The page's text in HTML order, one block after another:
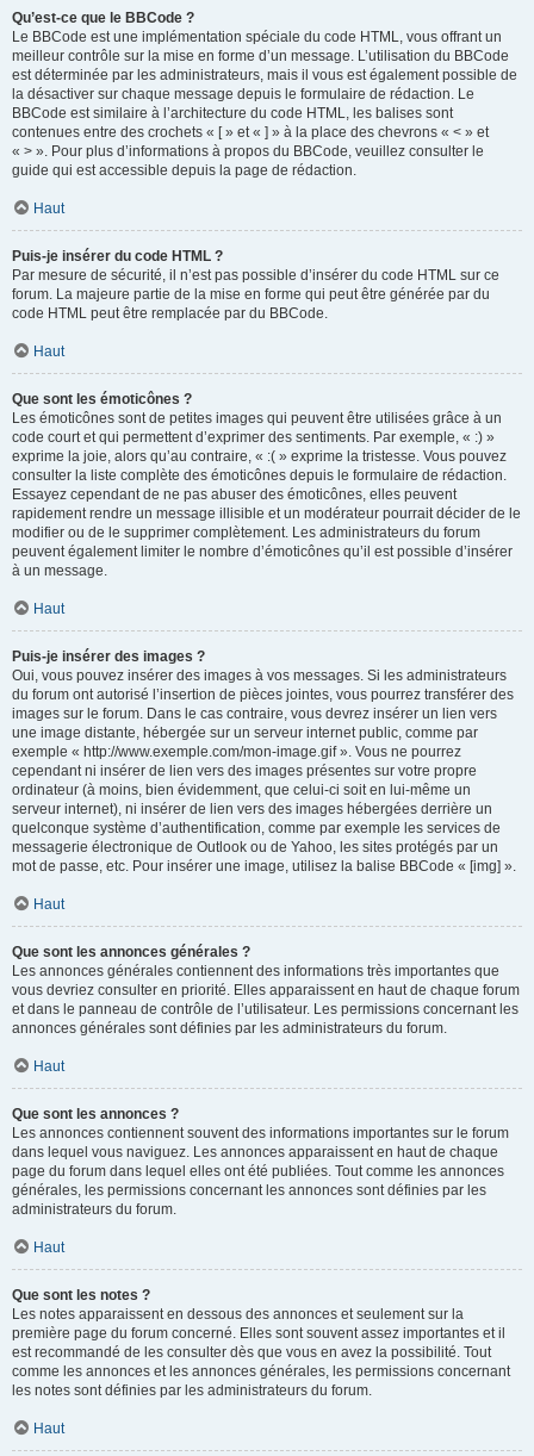
Qu’est-ce que le BBCode ?
Le BBCode est une implémentation spéciale du code HTML, vous offrant un
meilleur contrôle sur la mise en forme d’un message. L’utilisation du BBCode
est déterminée par les administrateurs, mais il vous est également possible de
la désactiver sur chaque message depuis le formulaire de rédaction. Le
BBCode est similaire à l’architecture du code HTML, les balises sont
contenues entre des crochets « [ » et « ] » à la place des chevrons « < » et
« > ». Pour plus d’informations à propos du BBCode, veuillez consulter le
guide qui est accessible depuis la page de rédaction.
Haut
Puis-je insérer du code HTML ?
Par mesure de sécurité, il n’est pas possible d’insérer du code HTML sur ce
forum. La majeure partie de la mise en forme qui peut être générée par du
code HTML peut être remplacée par du BBCode.
Haut
Que sont les émoticônes ?
Les émoticônes sont de petites images qui peuvent être utilisées grâce à un
code court et qui permettent d’exprimer des sentiments. Par exemple, « :) »
exprime la joie, alors qu’au contraire, « :( » exprime la tristesse. Vous pouvez
consulter la liste complète des émoticônes depuis le formulaire de rédaction.
Essayez cependant de ne pas abuser des émoticônes, elles peuvent
rapidement rendre un message illisible et un modérateur pourrait décider de le
modifier ou de le supprimer complètement. Les administrateurs du forum
peuvent également limiter le nombre d’émoticônes qu’il est possible d’insérer
à un message.
Haut
Puis-je insérer des images ?
Oui, vous pouvez insérer des images à vos messages. Si les administrateurs
du forum ont autorisé l’insertion de pièces jointes, vous pourrez transférer des
images sur le forum. Dans le cas contraire, vous devrez insérer un lien vers
une image distante, hébergée sur un serveur internet public, comme par
exemple « http://www.exemple.com/mon-image.gif ». Vous ne pourrez
cependant ni insérer de lien vers des images présentes sur votre propre
ordinateur (à moins, bien évidemment, que celui-ci soit en lui-même un
serveur internet), ni insérer de lien vers des images hébergées derrière un
quelconque système d’authentification, comme par exemple les services de
messagerie électronique de Outlook ou de Yahoo, les sites protégés par un
mot de passe, etc. Pour insérer une image, utilisez la balise BBCode « [img] ».
Haut
Que sont les annonces générales ?
Les annonces générales contiennent des informations très importantes que
vous devriez consulter en priorité. Elles apparaissent en haut de chaque forum
et dans le panneau de contrôle de l’utilisateur. Les permissions concernant les
annonces générales sont définies par les administrateurs du forum.
Haut
Que sont les annonces ?
Les annonces contiennent souvent des informations importantes sur le forum
dans lequel vous naviguez. Les annonces apparaissent en haut de chaque
page du forum dans lequel elles ont été publiées. Tout comme les annonces
générales, les permissions concernant les annonces sont définies par les
administrateurs du forum.
Haut
Que sont les notes ?
Les notes apparaissent en dessous des annonces et seulement sur la
première page du forum concerné. Elles sont souvent assez importantes et il
est recommandé de les consulter dès que vous en avez la possibilité. Tout
comme les annonces et les annonces générales, les permissions concernant
les notes sont définies par les administrateurs du forum.
Haut